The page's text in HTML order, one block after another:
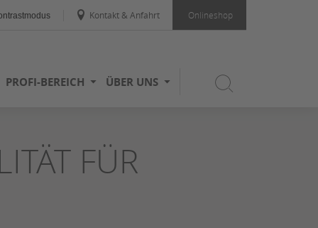
Kontakt & Anfahrt Onlineshop
PROFI-BEREICH ÜBER UNS
FÜR